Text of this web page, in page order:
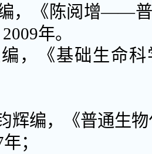
，《陈阅增——
年。
，《基础生命
辉编，《普通生
；